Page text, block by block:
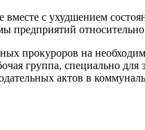
с ухудшением
предприятий
прокуроров на
группа, специально для
актов в